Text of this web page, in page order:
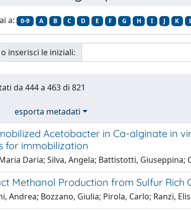
a: 0-9 A B C D E F G H I J K
o inserisci le iniziali:
da 444 a 463 di 821
esporta metadati
Acetobacter in Ca-alginate in
for immobilization
Daria; Silva, Angela; Battistotti, Giuseppina;
Methanol Production from Sulfur Rich
Andrea; Bozzano, Giulia; Pirola, Carlo; Ranzi,